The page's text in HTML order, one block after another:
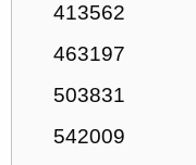
413562
463197
503831
542009